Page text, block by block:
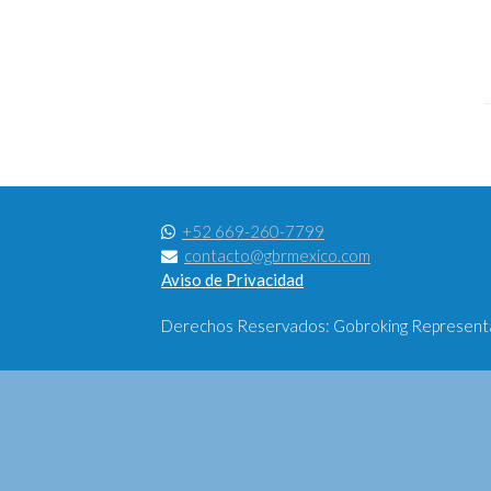
+52 669-260-7799
contacto@gbrmexico.com
Aviso de Privacidad
Derechos Reservados: Gobroking